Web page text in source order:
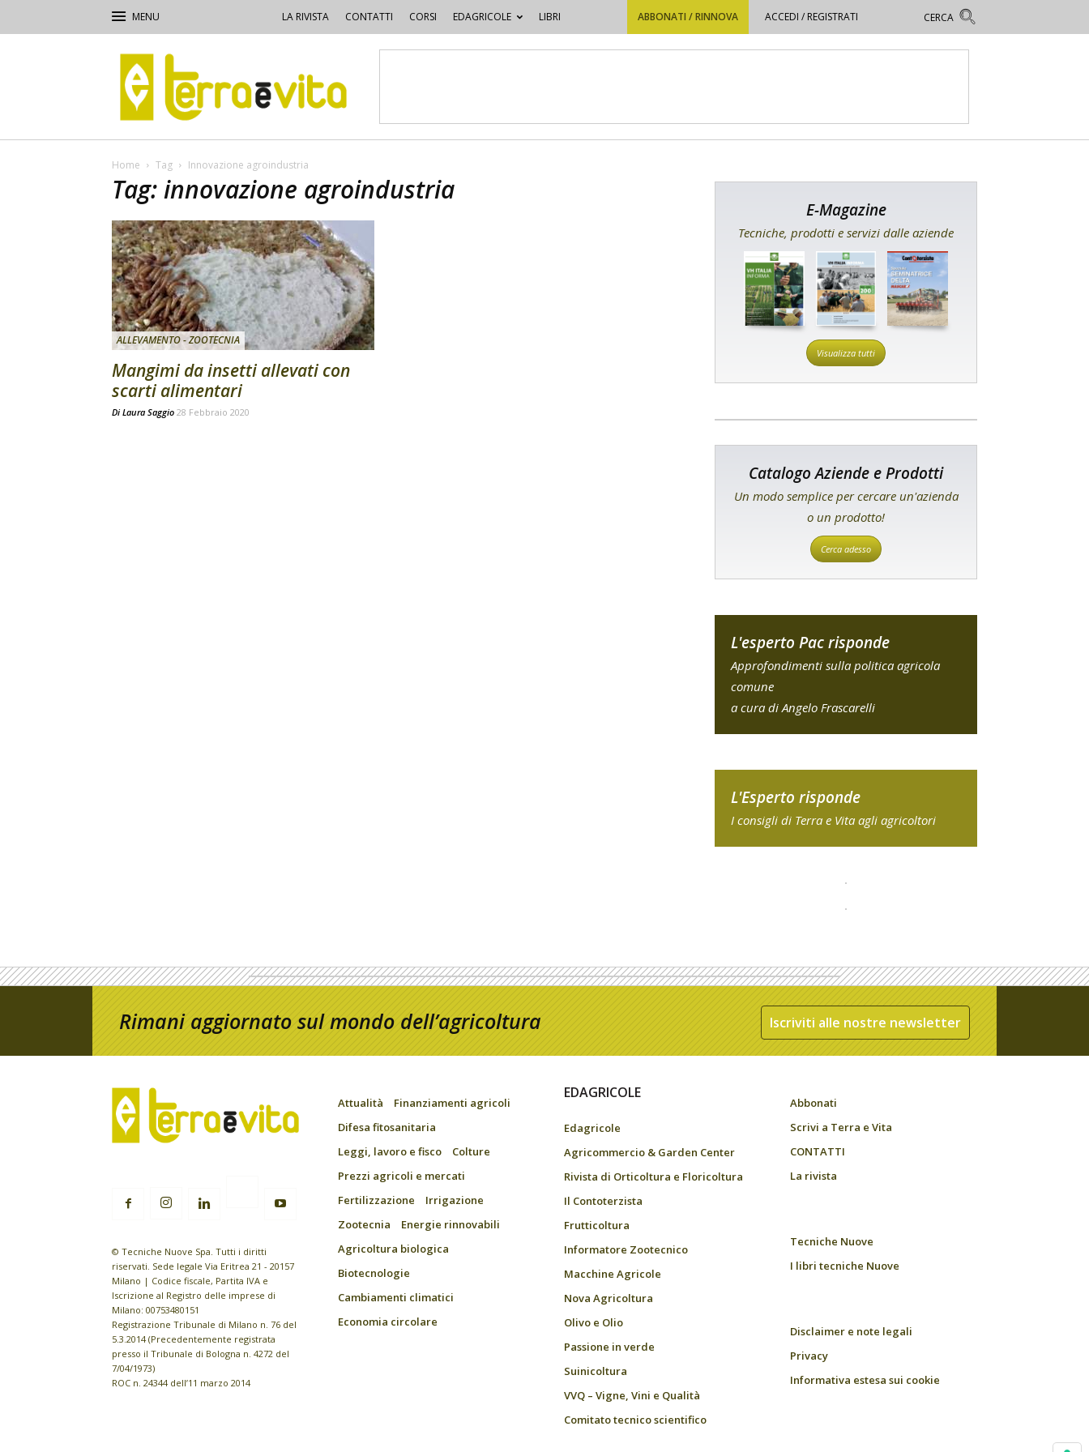
LA RIVISTA CONTATTI CORSI EDAGRICOLE LIBRI ABBONATI / RINNOVA ACCEDI / REGISTRATI
Terra
e
Vita
Home Tag Innovazione agroindustria
Tag: innovazione agroindustria
ALLEVAMENTO - ZOOTECNIA
Mangimi da insetti allevati con
scarti alimentari
Di Laura Saggio 28 Febbraio 2020
E-Magazine
Tecniche, prodotti e servizi dalle aziende
Visualizza tutti
Catalogo Aziende e Prodotti
Un modo semplice per cercare un'azienda
o un prodotto!
Cerca adesso
L'esperto Pac risponde
Approfondimenti sulla politica agricola
comune
a cura di Angelo Frascarelli
L'Esperto risponde
I consigli di Terra e Vita agli agricoltori
Rimani aggiornato sul mondo dell’agricoltura Iscriviti alle nostre newsletter
© Tecniche Nuove Spa. Tutti i diritti
riservati. Sede legale Via Eritrea 21 - 20157
Milano | Codice fiscale, Partita IVA e
Iscrizione al Registro delle imprese di
Milano: 00753480151
Registrazione Tribunale di Milano n. 76 del
5.3.2014 (Precedentemente registrata
presso il Tribunale di Bologna n. 4272 del
7/04/1973)
ROC n. 24344 dell’11 marzo 2014
Attualità
Finanziamenti agricoli
Difesa fitosanitaria
Leggi, lavoro e fisco
Colture
Prezzi agricoli e mercati
Fertilizzazione
Irrigazione
Zootecnia
Energie rinnovabili
Agricoltura biologica
Biotecnologie
Cambiamenti climatici
Economia circolare
EDAGRICOLE
Edagricole
Agricommercio & Garden Center
Rivista di Orticoltura e Floricoltura
Il Contoterzista
Frutticoltura
Informatore Zootecnico
Macchine Agricole
Nova Agricoltura
Olivo e Olio
Passione in verde
Suinicoltura
VVQ – Vigne, Vini e Qualità
Comitato tecnico scientifico
Abbonati
Scrivi a Terra e Vita
CONTATTI
La rivista
Tecniche Nuove
I libri tecniche Nuove
Disclaimer e note legali
Privacy
Informativa estesa sui cookie